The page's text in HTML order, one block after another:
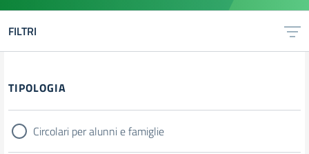
FILTRI
Filtri
TIPOLOGIA
Circolari per alunni e famiglie